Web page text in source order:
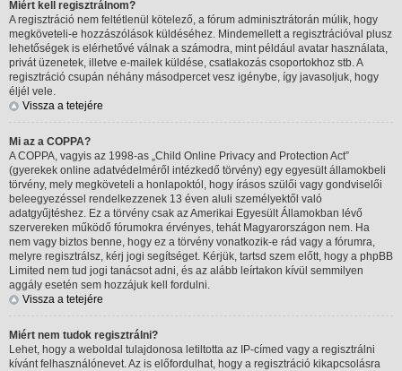
Miért kell regisztrálnom?
A regisztráció nem feltétlenül kötelező, a fórum adminisztrátorán múlik, hogy
megköveteli-e hozzászólások küldéséhez. Mindemellett a regisztrációval plusz
lehetőségek is elérhetővé válnak a számodra, mint például avatar használata,
privát üzenetek, illetve e-mailek küldése, csatlakozás csoportokhoz stb. A
regisztráció csupán néhány másodpercet vesz igénybe, így javasoljuk, hogy
éljél vele.
Vissza a tetejére
Mi az a COPPA?
A COPPA, vagyis az 1998-as „Child Online Privacy and Protection Act”
(gyerekek online adatvédelméről intézkedő törvény) egy egyesült államokbeli
törvény, mely megköveteli a honlapoktól, hogy írásos szülői vagy gondviselői
beleegyezéssel rendelkezzenek 13 éven aluli személyektől való
adatgyűjtéshez. Ez a törvény csak az Amerikai Egyesült Államokban lévő
szervereken működő fórumokra érvényes, tehát Magyarországon nem. Ha
nem vagy biztos benne, hogy ez a törvény vonatkozik-e rád vagy a fórumra,
melyre regisztrálsz, kérj jogi segítséget. Kérjük, tartsd szem előtt, hogy a phpBB
Limited nem tud jogi tanácsot adni, és az alább leírtakon kívül semmilyen
aggály esetén sem hozzájuk kell fordulni.
Vissza a tetejére
Miért nem tudok regisztrálni?
Lehet, hogy a weboldal tulajdonosa letiltotta az IP-címed vagy a regisztrálni
kívánt felhasználónevet. Az is előfordulhat, hogy a regisztráció kikapcsolásra